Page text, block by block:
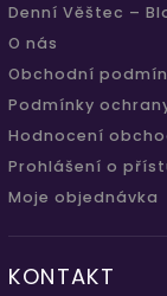
Denní Věštec –
O nás
Obchodní
Podmínky
Hodnocení
Prohlášení o
Moje objednávka
KONTAKT